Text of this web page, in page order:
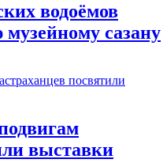
водоёмов
сазану
выставки